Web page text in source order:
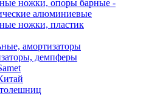
ножки, опоры барные -
алюминиевые
ножки, пластик
амортизаторы
демпферы